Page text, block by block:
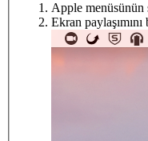
Apple menüsünün
Ekran